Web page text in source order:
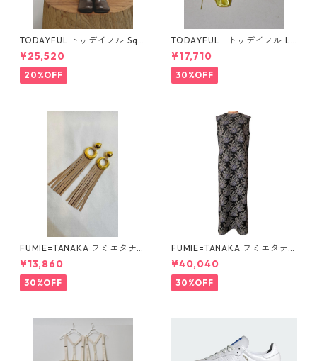
TODAYFUL トゥデイフル Squ
are Short Boots 12321008 1
2521006
¥25,520
20%OFF
TODAYFUL トゥデイフル La
ceup Leather Shoes 1232101
1
¥17,710
30%OFF
FUMIE=TANAKA フミエタナ
カ ring fringe earring F23A
-55 NU
¥13,860
30%OFF
FUMIE=TANAKA フミエタナ
カ flower JQ OP (BLK)F25S-
13
¥40,040
30%OFF